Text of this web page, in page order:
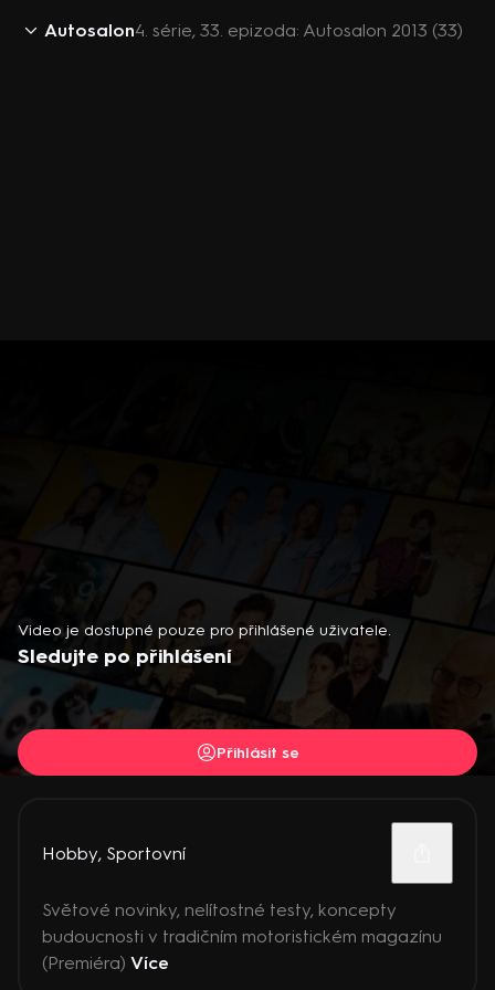
Autosalon4. série, 33. epizoda: Autosalon 2013 (33)
Video je dostupné pouze pro přihlášené uživatele.
Sledujte po přihlášení
Přihlásit se
Hobby, Sportovní
Světové novinky, nelítostné testy, koncepty
budoucnosti v tradičním motoristickém magazínu
(Premiéra) Více